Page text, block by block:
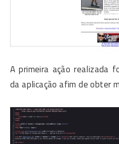
A primeira ação realizada
da aplicação afim de obter